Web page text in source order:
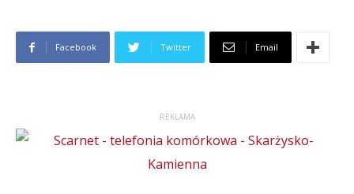
Facebook Twitter Email
REKLAMA